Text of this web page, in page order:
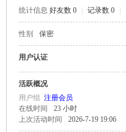
统计信息 好友数 0 记录数 0
性别 保密
用户认证
活跃概况
用户组 注册会员
在线时间
23 小时
上次活动时间
2026-7-19 19:06